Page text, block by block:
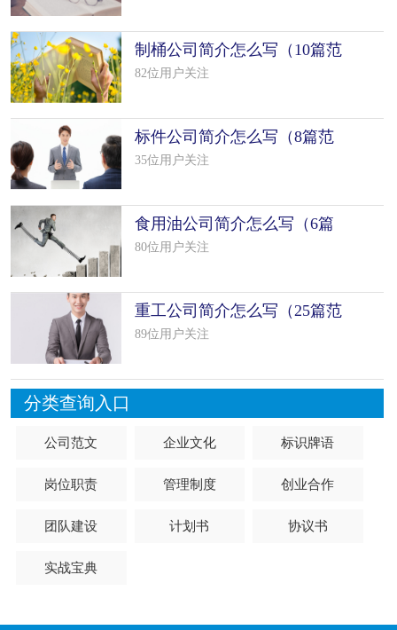
制桶公司简介怎么写（10篇范
文）
82位用户关注
标件公司简介怎么写（8篇范
文）
35位用户关注
食用油公司简介怎么写（6篇
范文）
80位用户关注
重工公司简介怎么写（25篇范
文）
89位用户关注
分类查询入口
公司范文 企业文化 标识牌语
岗位职责 管理制度 创业合作
团队建设 计划书 协议书
实战宝典